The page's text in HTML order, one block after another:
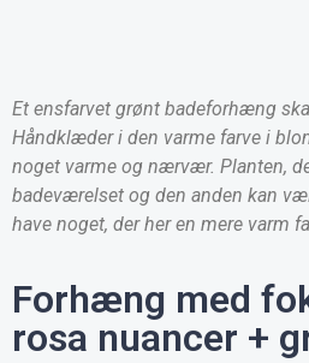
Et ensfarvet grønt badeforhæng
Håndklæder i den varme farve i
noget varme og nærvær. Planten,
badeværelset og den anden kan
have noget, der her en mere varm
Forhæng med
rosa nuancer +